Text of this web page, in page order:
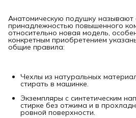
Анатомическую подушку называют
принадлежностью повышенного
относительно новая модель,
конкретным приобретением
общие правила:
Чехлы из натуральных
стирать в машинке.
Экземпляры с синтетическим
стирке без отжима и в
ровной поверхности.